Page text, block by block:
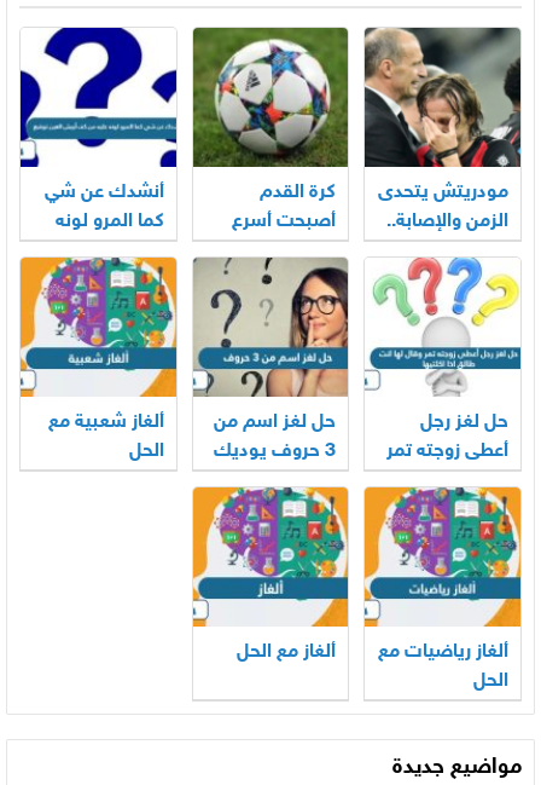
مودريتش يتحدى
الزمن والإصابة..
هل يكتب
الفصل الأخير
في أسطورته
المونديالية؟
كرة القدم
أصبحت أسرع
من أي وقتٍ
مضى، إليك
كيف تواكب كل
مباراة اليوم
أنشدك عن شي
كما المرو لونه
عليه من كف
أريش العين
توقيع
حل لغز رجل
أعطى زوجته تمر
وقال لها انت
طالق اذا اكلتيها
حل لغز اسم من
3 حروف يوديك
الى مكان
ألغاز شعبية مع
الحل
ألغاز رياضيات مع
الحل
ألغاز مع الحل
مواضيع جديدة